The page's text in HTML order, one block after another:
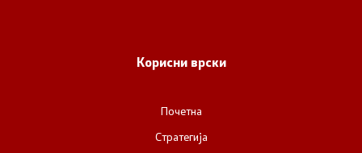
Основање на здружение
Корисни врски
Почетна
Стратегија